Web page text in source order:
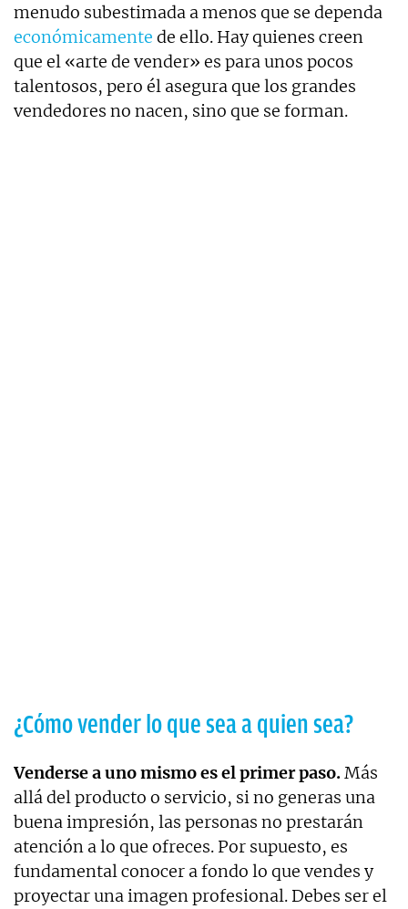
menudo subestimada a menos que se dependa
económicamente de ello. Hay quienes creen
que el «arte de vender» es para unos pocos
talentosos, pero él asegura que los grandes
vendedores no nacen, sino que se forman.
¿Cómo vender lo que sea a quien sea?
Venderse a uno mismo es el primer paso.Más
allá del producto o servicio, si no generas una
buena impresión, las personas no prestarán
atención a lo que ofreces. Por supuesto, es
fundamental conocer a fondo lo que vendes y
proyectar una imagen profesional. Debes ser el